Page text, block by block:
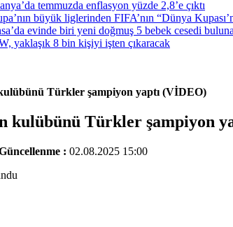
temmuzda enflasyon yüzde 2,8’e çıktı
büyük liglerinden FIFA’nın “Dünya
evinde biri yeni doğmuş 5 bebek cesedi
yaklaşık 8 bin kişiyi işten çıkaracak
Türkler şampiyon yaptı (VİDEO)
kulübünü Türkler şampiyon
: 02.08.2025 15:00